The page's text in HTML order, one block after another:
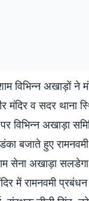
विभिन्न अखाड़ों ने
मंदिर व सदर थाना
विभिन्न अखाड़ा
बजाते हुए
सेना अखाड़ा सलडेगा
में रामनवमी